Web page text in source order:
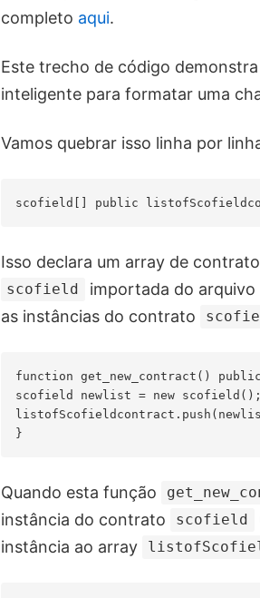
completo aqui.
Este trecho de código
inteligente para formatar uma
Vamos quebrar isso linha por
Isso declara um array de
scofield importada do arquivo
as instâncias do contrato
function get_new_contract()
scofield newlist = new scofield();
Quando esta função
instância do contrato
scofield
instância ao array